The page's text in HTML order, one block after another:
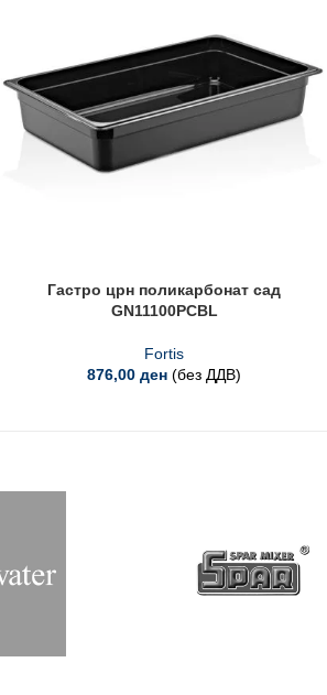
Гастро црн поликарбонат сад
GN11100PCBL
Fortis
876,00ден (без ДДВ)